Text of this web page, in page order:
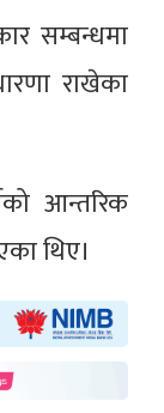
सम्बन्धमा
राखेका
आन्तरिक
थिए।